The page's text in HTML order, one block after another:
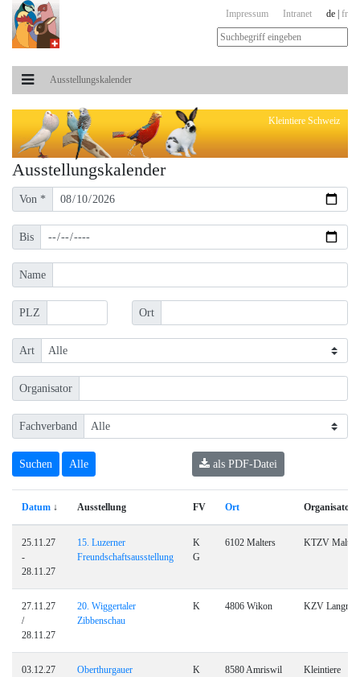
Impressum Intranet de| fr
Ausstellungs­kalender
Kleintiere Schweiz
Ausstellungs­kalender
Von *
Bis
Name
PLZ Ort
Art
Organisator
Fachverband
als PDF-Datei
Datum ↓ Ausstellung FV Ort Organisator
25.11.27
-
28.11.27
15. Luzerner
Freundschaftsausstellung
K
G
6102 Malters KTZV Malters
27.11.27
/
28.11.27
20. Wiggertaler
Zibbenschau
K 4806 Wikon KZV Langnau
03.12.27
Oberthurgauer
K
8580 Amriswil
Kleintiere